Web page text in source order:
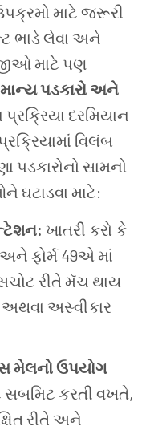
માટે જરૂરી
ભાડે લેવા અને
માટે પણ
પડકારો અને
દરમિયાન
વિલંબ
સામનો
માટે:
ખાતરી કરો કે
ફોર્મ 49એ માં
રીતે મૅચ થાય
અસ્વીકાર
મેલનો ઉપયોગ
સબમિટ કરતી વખતે,
રીતે અને